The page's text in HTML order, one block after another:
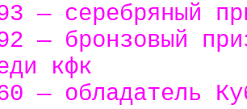
— серебряный
— бронзовый
кфк
— обладатель